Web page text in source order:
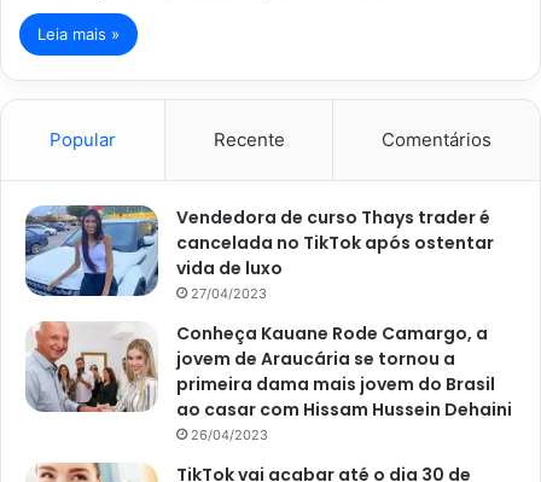
Leia mais »
Popular Recente Comentários
Vendedora de curso Thays trader é
cancelada no TikTok após ostentar
vida de luxo
27/04/2023
Conheça Kauane Rode Camargo, a
jovem de Araucária se tornou a
primeira dama mais jovem do Brasil
ao casar com Hissam Hussein Dehaini
26/04/2023
TikTok vai acabar até o dia 30 de